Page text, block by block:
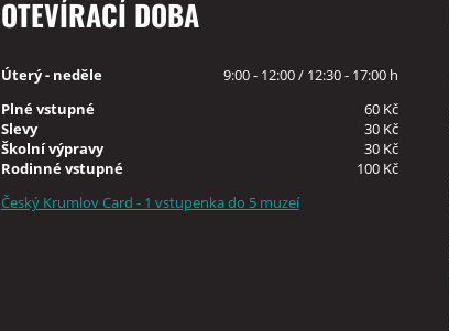
OTEVÍRACÍ DOBA
Úterý - neděle
9:00 - 12:00 / 12:30 - 17:00 h
Plné vstupné
60 Kč
Slevy
30 Kč
Školní výpravy
30 Kč
Rodinné vstupné
100 Kč
Český Krumlov Card - 1 vstupenka do 5 muzeí